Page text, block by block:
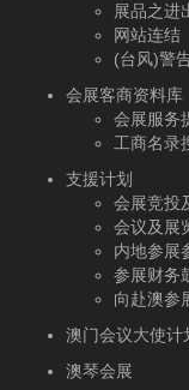
展品之进
网站连结
(台风)警
会展客商资料库
会展服务
工商名录
支援计划
会展竞投
会议及展
内地参展
参展财务
向赴澳参
澳门会议大使计
澳琴会展